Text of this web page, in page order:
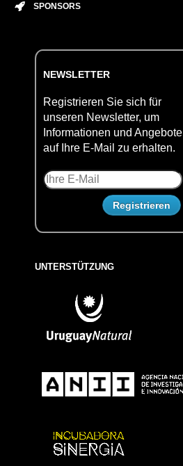
SPONSORS
NEWSLETTER
Registrieren Sie sich für
unseren Newsletter, um
Informationen und Angebote
auf Ihre E-Mail zu erhalten.
UNTERSTÜTZUNG